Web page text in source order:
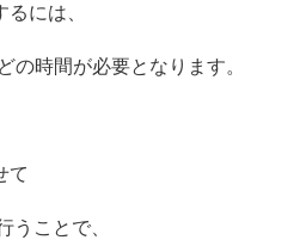
には、
の時間が必要となります。
て
うことで、